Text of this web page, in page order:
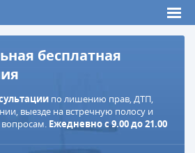
бесплатная
по лишению прав, ДТП,
выезде на встречную полосу и
Ежедневно с 9.00 до 21.00